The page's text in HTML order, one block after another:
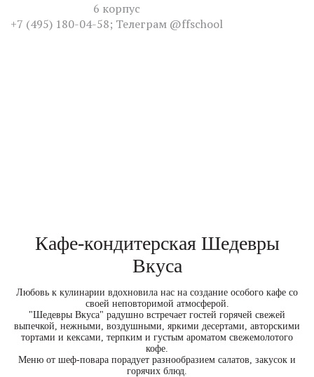
6 корпус
+7 (495) 180-04-58; Телеграм @ffschool
Кафе-кондитерская Шедевры
Вкуса
Любовь к кулинарии вдохновила нас на создание особого кафе со
своей неповторимой атмосферой.
"Шедевры Вкуса" радушно встречает гостей горячей свежей
выпечкой, нежными, воздушными, яркими десертами, авторскими
тортами и кексами, терпким и густым ароматом свежемолотого
кофе.
Меню от шеф-повара порадует разнообразием салатов, закусок и
горячих блюд.